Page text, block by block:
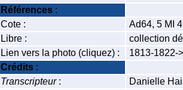
Références :
Cote :
Ad64, 5 MI
Libre :
collection
Lien vers la photo (cliquez) :
1813-1822->
Crédits :
Transcripteur:
Danielle